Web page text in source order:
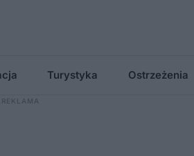
Turystyka Ostrzeżenia